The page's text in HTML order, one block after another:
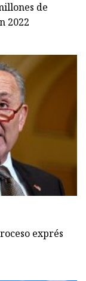
de
2022
exprés